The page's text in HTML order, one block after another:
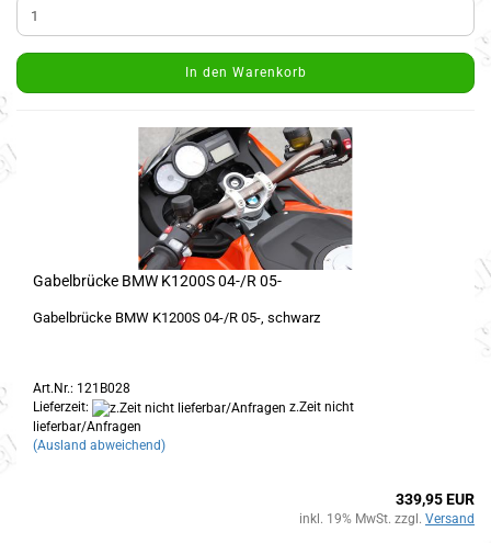
In den Warenkorb
Gabelbrücke BMW K1200S 04-/R 05-
Gabelbrücke BMW K1200S 04-/R 05-, schwarz
Art.Nr.: 121B028
Lieferzeit:
z.Zeit nicht
lieferbar/Anfragen
(Ausland abweichend)
339,95 EUR
inkl. 19% MwSt. zzgl. Versand